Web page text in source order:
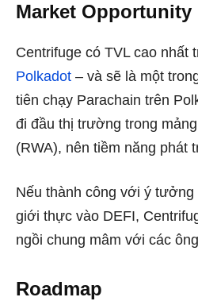
Market Opportunity
Centrifuge có TVL cao nhất
Polkadot – và sẽ là một
tiên chạy Parachain trên
đi đầu thị trường trong
(RWA), nên tiềm năng phát
Nếu thành công với ý
giới thực vào DEFI,
ngồi chung mâm với các
Roadmap